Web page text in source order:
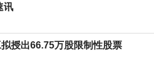
讯
授出66.75万股限制性股票